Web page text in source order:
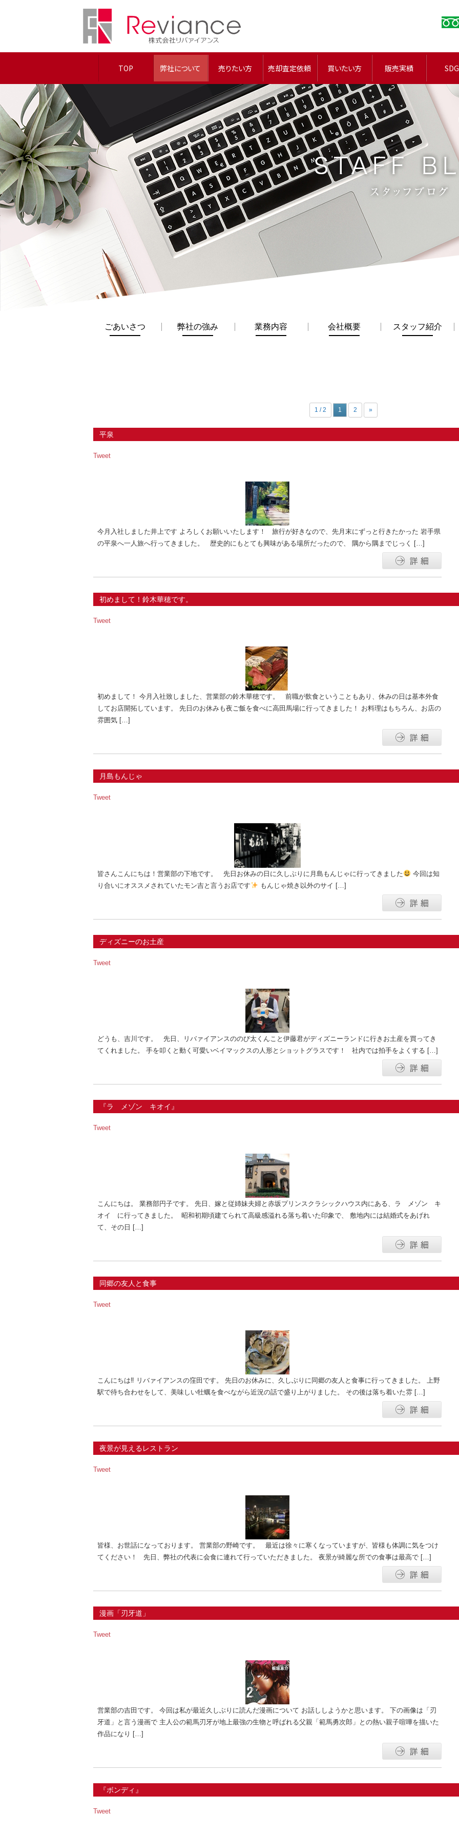
TOP 弊社について 売りたい方 売却査定依頼 買いたい方 販売実績
ごあいさつ 弊社の強み 業務内容 会社概要 スタッフ紹介
1 / 2 1 2 »
平泉
Tweet
今月入社しました井上です よろしくお願いいたします！ 旅行が好きなので、先月末にずっと行きたかった 岩手県
の平泉へ一人旅へ行ってきました。 歴史的にもとても興味がある場所だったので、 隅から隅までじっく […]
初めまして！鈴木華穂です。
Tweet
初めまして！ 今月入社致しました、営業部の鈴木華穂です。 前職が飲食ということもあり、休みの日は基本外食
してお店開拓しています。 先日のお休みも夜ご飯を食べに高田馬場に行ってきました！ お料理はもちろん、お店の
雰囲気 […]
月島もんじゃ
Tweet
皆さんこんにちは！営業部の下地です。 先日お休みの日に久しぶりに月島もんじゃに行ってきました
今回は知
り合いにオススメされていたモン吉と言うお店です
もんじゃ焼き以外のサイ […]
ディズニーのお土産
Tweet
どうも、吉川です。 先日、リバァイアンスののび太くんこと伊藤君がディズニーランドに行きお土産を買ってき
てくれました。 手を叩くと動く可愛いベイマックスの人形とショットグラスです！ 社内では拍手をよくする […]
『ラ メゾン キオイ』
Tweet
こんにちは。 業務部円子です。 先日、嫁と従姉妹夫婦と赤坂プリンスクラシックハウス内にある、ラ メゾン キ
オイ に行ってきました。 昭和初期頃建てられて高級感溢れる落ち着いた印象で、 敷地内には結婚式をあげれ
て、その日 […]
同郷の友人と食事
Tweet
こんにちは‼︎ リバァイアンスの窪田です。 先日のお休みに、久しぶりに同郷の友人と食事に行ってきました。 上野
駅で待ち合わせをして、美味しい牡蠣を食べながら近況の話で盛り上がりました。 その後は落ち着いた雰 […]
夜景が見えるレストラン
Tweet
皆様、お世話になっております。 営業部の野崎です。 最近は徐々に寒くなっていますが、皆様も体調に気をつけ
てください！ 先日、弊社の代表に会食に連れて行っていただきました。 夜景が綺麗な所での食事は最高で […]
漫画「刃牙道」
Tweet
営業部の吉田です。 今回は私が最近久しぶりに読んだ漫画について お話ししようかと思います。 下の画像は「刃
牙道」と言う漫画で 主人公の範馬刃牙が地上最強の生物と呼ばれる父親「範馬勇次郎」との熱い親子喧嘩を描いた
作品になり […]
『ボンディ』
Tweet